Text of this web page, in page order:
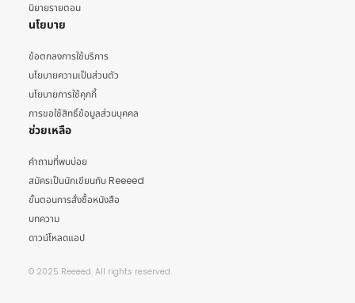
นิยายรายตอน
นโยบาย
ข้อตกลงการใช้บริการ
นโยบายความเป็นส่วนตัว
นโยบายการใช้คุกกี้
การขอใช้สิทธิ์ข้อมูลส่วนบุคคล
ช่วยเหลือ
คำถามที่พบบ่อย
สมัครเป็นนักเขียนกับ Reeeed
ขั้นตอนการสั่งซื้อหนังสือ
บทความ
ดาวน์โหลดแอป
© 2025 Reeeed. All rights reserved.